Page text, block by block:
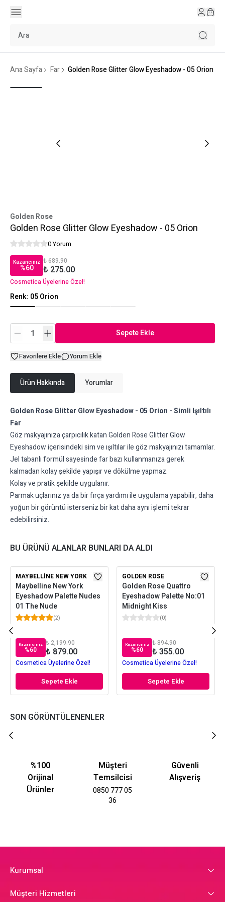
Ana Sayfa Far Golden Rose Glitter Glow Eyeshadow - 05 Orion
Golden Rose
Golden Rose Glitter Glow Eyeshadow - 05 Orion
0 Yorum
Kazancınız
%60
₺ 689.90
₺ 275.00
Cosmetica Üyelerine Özel!
Renk: 05 Orion
Sepete Ekle
Favorilere Ekle Yorum Ekle
Ürün Hakkında Yorumlar
Golden Rose Glitter Glow Eyeshadow - 05 Orion - Simli Işıltılı
Far
Göz makyajınıza çarpıcılık katan Golden Rose Glitter Glow
Eyeshadow içerisindeki sim ve ışıltılar ile göz makyajınızı tamamlar.
Jel tabanlı formül sayesinde far bazı kullanmanıza gerek
kalmadan kolay şekilde yapışır ve dökülme yapmaz.
Kolay ve pratik şekilde uygulanır.
Parmak uçlarınız ya da bir fırça yardımı ile uygulama yapabilir, daha
yoğun bir görüntü isterseniz bir kat daha aynı işlemi tekrar
edebilirsiniz.
BU ÜRÜNÜ ALANLAR BUNLARI DA ALDI
MAYBELLINE NEW YORK
Maybelline New York
Eyeshadow Palette Nudes
01 The Nude
(2)
Kazancınız
%60
₺ 2,199.90
₺ 879.00
Cosmetica Üyelerine Özel!
Sepete Ekle
GOLDEN ROSE
Golden Rose Quattro
Eyeshadow Palette No:01
Midnight Kiss
(0)
Kazancınız
%60
₺ 894.90
₺ 355.00
Cosmetica Üyelerine Özel!
Sepete Ekle
SON GÖRÜNTÜLENENLER
%100
Orijinal
Ürünler
Müşteri
Temsilcisi
0850 777 05
36
Güvenli
Alışveriş
Kurumsal
Müşteri Hizmetleri